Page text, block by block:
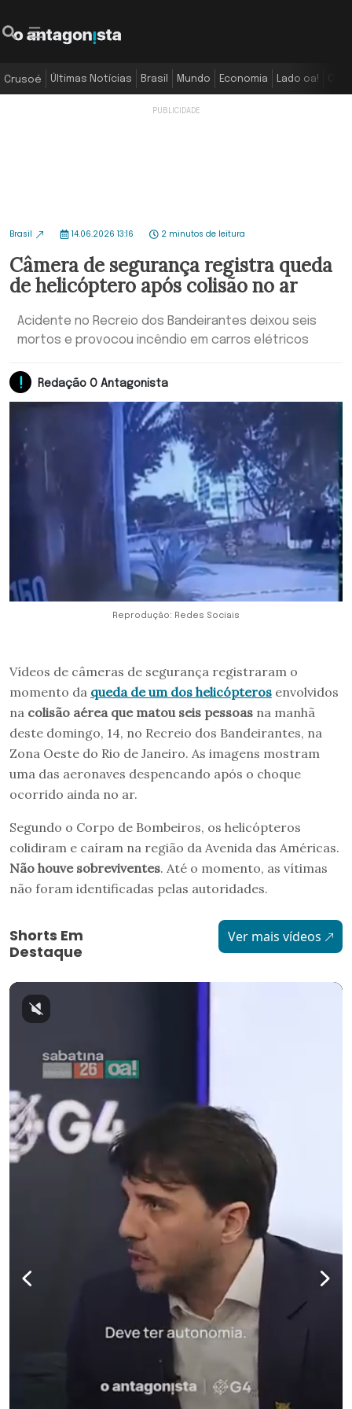
Crusoé Últimas Notícias Brasil Mundo Economia Lado oa!
Brasil 14.06.2026 13:16 2 minutos de leitura
Câmera de segurança registra queda
de helicóptero após colisão no ar
Acidente no Recreio dos Bandeirantes deixou seis
mortos e provocou incêndio em carros elétricos
Redação O Antagonista
Reprodução: Redes Sociais
Vídeos de câmeras de segurança registraram o
momento da queda de um dos helicópteros envolvidos
na colisão aérea que matou seis pessoas na manhã
deste domingo, 14, no Recreio dos Bandeirantes, na
Zona Oeste do Rio de Janeiro. As imagens mostram
uma das aeronaves despencando após o choque
ocorrido ainda no ar.
Segundo o Corpo de Bombeiros, os helicópteros
colidiram e caíram na região da Avenida das Américas.
Não houve sobreviventes. Até o momento, as vítimas
não foram identificadas pelas autoridades.
Shorts Em
Destaque
Ver mais vídeos